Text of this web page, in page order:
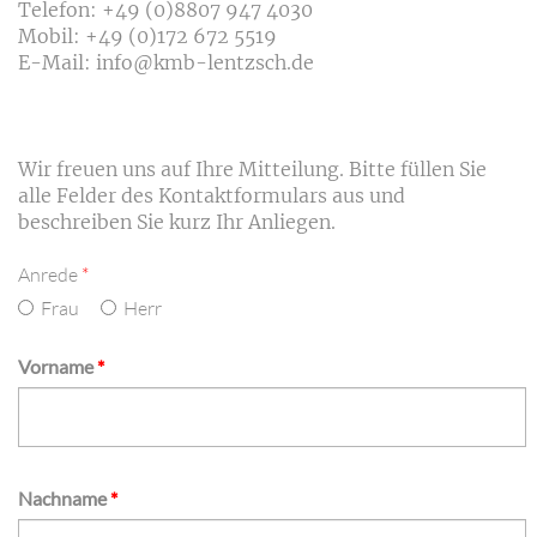
Telefon: +49 (0)8807 947 4030
Mobil: +49 (0)172 672 5519
E-Mail: info@kmb-lentzsch.de
Wir freuen uns auf Ihre Mitteilung. Bitte füllen Sie
alle Felder des Kontaktformulars aus und
beschreiben Sie kurz Ihr Anliegen.
Pflichtfeld
Anrede *
Frau
Herr
Pflichtfeld
Vorname*
Pflichtfeld
Nachname*